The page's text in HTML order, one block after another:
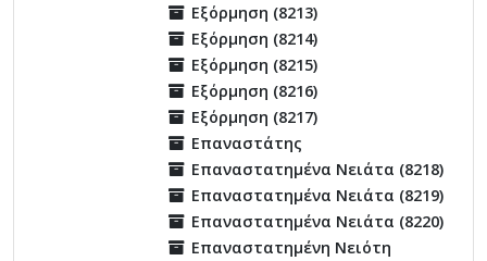
Εξόρμηση (8213)
Εξόρμηση (8214)
Εξόρμηση (8215)
Εξόρμηση (8216)
Εξόρμηση (8217)
Επαναστάτης
Επαναστατημένα Νειάτα (8218)
Επαναστατημένα Νειάτα (8219)
Επαναστατημένα Νειάτα (8220)
Επαναστατημένη Νειότη